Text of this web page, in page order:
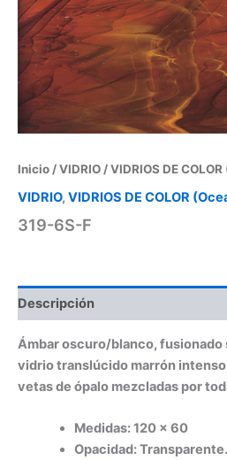
Inicio /VIDRIO /VIDRIOS DE
VIDRIO, VIDRIOS DE COLOR
319-6S-F
Descripción
Ámbar oscuro/blanco, fusionado
vidrio translúcido marrón
vetas de ópalo mezcladas por
Medidas: 120 x 60
Opacidad: Transparente.